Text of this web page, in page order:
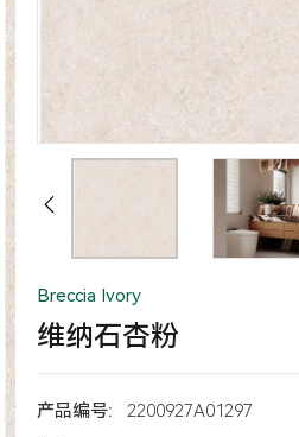
Breccia Ivory
维纳石杏粉
产品编号:
2200927A01297